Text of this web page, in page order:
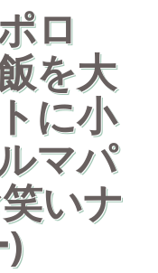
ロ
を大
に小
マパ
いナ